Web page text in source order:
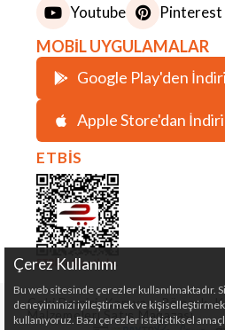
Youtube
Pinterest
MOBİL UYGULAMALAR
Google Play'den
Apple Store'dan
ETBİS
Çeki Demiri, Karavan, Römork,
Malzemeleri Satış Mağazası
Çerez Kullanımı
Bu web sitesinde çerezler kullanılmaktadır.
deneyiminizi iyileştirmek ve
kullanıyoruz. Bazı çerezler istatistiksel